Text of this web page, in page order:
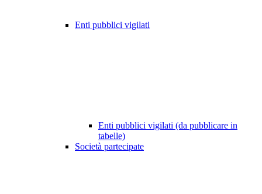
Enti pubblici vigilati
Enti pubblici vigilati (da pubblicare in
tabelle)
Società partecipate